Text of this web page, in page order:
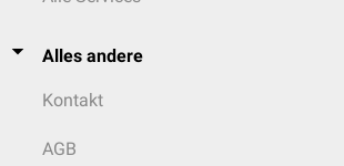
Alles andere
Kontakt
AGB